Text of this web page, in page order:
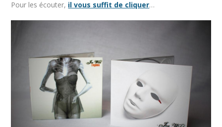
Pour les écouter, il vous suffit de cliquer…